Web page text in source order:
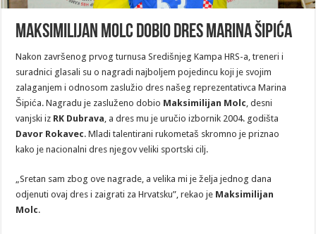
Maksimilijan Molc dobio dres Marina Šipića
Nakon završenog prvog turnusa Središnjeg Kampa HRS-a, treneri i
suradnici glasali su o nagradi najboljem pojedincu koji je svojim
zalaganjem i odnosom zaslužio dres našeg reprezentativca Marina
Šipića. Nagradu je zasluženo dobio Maksimilijan Molc, desni
vanjski iz RK Dubrava, a dres mu je uručio izbornik 2004. godišta
Davor Rokavec. Mladi talentirani rukometaš skromno je priznao
kako je nacionalni dres njegov veliki sportski cilj.
„Sretan sam zbog ove nagrade, a velika mi je želja jednog dana
odjenuti ovaj dres i zaigrati za Hrvatsku”, rekao je Maksimilijan
Molc.